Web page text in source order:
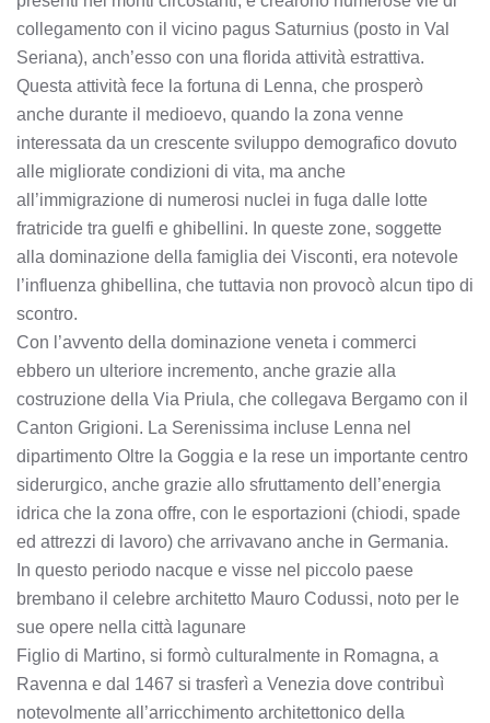
collegamento con il vicino pagus Saturnius (posto in Val
Seriana), anch’esso con una florida attività estrattiva.
Questa attività fece la fortuna di Lenna, che prosperò
anche durante il medioevo, quando la zona venne
interessata da un crescente sviluppo demografico dovuto
alle migliorate condizioni di vita, ma anche
all’immigrazione di numerosi nuclei in fuga dalle lotte
fratricide tra guelfi e ghibellini. In queste zone, soggette
alla dominazione della famiglia dei Visconti, era notevole
l’influenza ghibellina, che tuttavia non provocò alcun tipo di
scontro.
Con l’avvento della dominazione veneta i commerci
ebbero un ulteriore incremento, anche grazie alla
costruzione della Via Priula, che collegava Bergamo con il
Canton Grigioni. La Serenissima incluse Lenna nel
dipartimento Oltre la Goggia e la rese un importante centro
siderurgico, anche grazie allo sfruttamento dell’energia
idrica che la zona offre, con le esportazioni (chiodi, spade
ed attrezzi di lavoro) che arrivavano anche in Germania.
In questo periodo nacque e visse nel piccolo paese
brembano il celebre architetto Mauro Codussi, noto per le
sue opere nella città lagunare
Figlio di Martino, si formò culturalmente in Romagna, a
Ravenna e dal 1467 si trasferì a Venezia dove contribuì
notevolmente all’arricchimento architettonico della